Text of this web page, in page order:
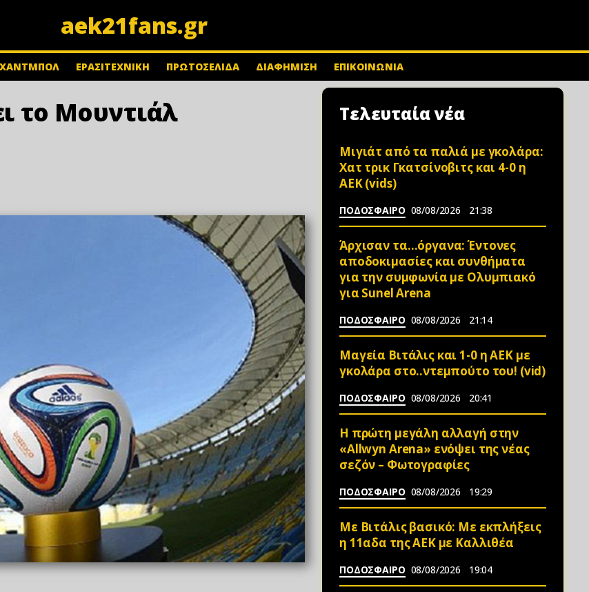
aek21fans.gr
ΧΑΝΤΜΠΟΛ ΕΡΑΣΙΤΕΧΝΙΚΗ ΠΡΩΤΟΣΕΛΙΔΑ ΔΙΑΦΗΜΙΣΗ ΕΠΙΚΟΙΝΩΝΙΑ
το Μουντιάλ
Τελευταία νέα
Μιγιάτ από τα παλιά με γκολάρα:
Χατ τρικ Γκατσίνοβιτς και 4-0 η
ΑΕΚ (vids)
ΠΟΔΟΣΦΑΙΡΟ 08/08/2026 21:38
Άρχισαν τα…όργανα: Έντονες
αποδοκιμασίες και συνθήματα
για την συμφωνία με Ολυμπιακό
για Sunel Arena
ΠΟΔΟΣΦΑΙΡΟ 08/08/2026 21:14
Μαγεία Βιτάλις και 1-0 η ΑΕΚ με
γκολάρα στο..ντεμπούτο του! (vid)
ΠΟΔΟΣΦΑΙΡΟ 08/08/2026 20:41
Η πρώτη μεγάλη αλλαγή στην
«Αllwyn Arena» ενόψει της νέας
σεζόν – Φωτoγραφίες
ΠΟΔΟΣΦΑΙΡΟ 08/08/2026 19:29
Mε Βιτάλις βασικό: Με εκπλήξεις
η 11αδα της ΑΕΚ με Καλλιθέα
ΠΟΔΟΣΦΑΙΡΟ 08/08/2026 19:04